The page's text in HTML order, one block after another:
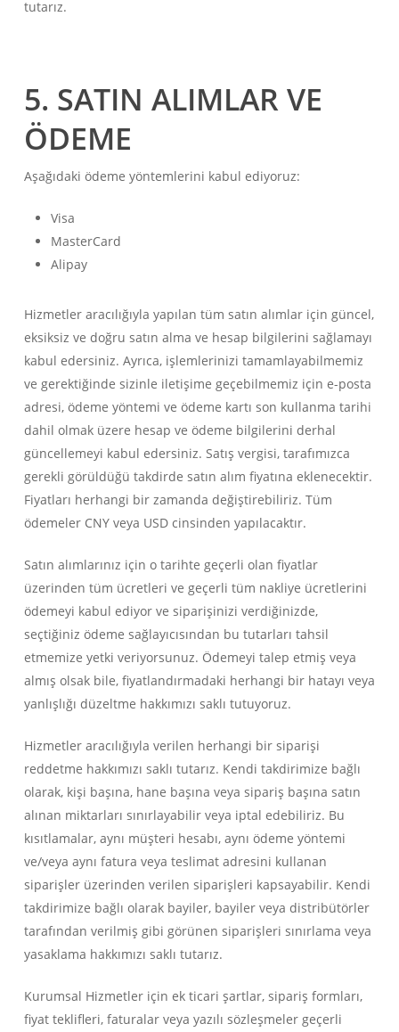
tutarız.
5. SATIN ALIMLAR VE
ÖDEME
Aşağıdaki ödeme yöntemlerini kabul ediyoruz:
Visa
MasterCard
Alipay
Hizmetler aracılığıyla yapılan tüm satın alımlar için güncel,
eksiksiz ve doğru satın alma ve hesap bilgilerini sağlamayı
kabul edersiniz. Ayrıca, işlemlerinizi tamamlayabilmemiz
ve gerektiğinde sizinle iletişime geçebilmemiz için e-posta
adresi, ödeme yöntemi ve ödeme kartı son kullanma tarihi
dahil olmak üzere hesap ve ödeme bilgilerini derhal
güncellemeyi kabul edersiniz. Satış vergisi, tarafımızca
gerekli görüldüğü takdirde satın alım fiyatına eklenecektir.
Fiyatları herhangi bir zamanda değiştirebiliriz. Tüm
ödemeler CNY veya USD cinsinden yapılacaktır.
Satın alımlarınız için o tarihte geçerli olan fiyatlar
üzerinden tüm ücretleri ve geçerli tüm nakliye ücretlerini
ödemeyi kabul ediyor ve siparişinizi verdiğinizde,
seçtiğiniz ödeme sağlayıcısından bu tutarları tahsil
etmemize yetki veriyorsunuz. Ödemeyi talep etmiş veya
almış olsak bile, fiyatlandırmadaki herhangi bir hatayı veya
yanlışlığı düzeltme hakkımızı saklı tutuyoruz.
Hizmetler aracılığıyla verilen herhangi bir siparişi
reddetme hakkımızı saklı tutarız. Kendi takdirimize bağlı
olarak, kişi başına, hane başına veya sipariş başına satın
alınan miktarları sınırlayabilir veya iptal edebiliriz. Bu
kısıtlamalar, aynı müşteri hesabı, aynı ödeme yöntemi
ve/veya aynı fatura veya teslimat adresini kullanan
siparişler üzerinden verilen siparişleri kapsayabilir. Kendi
takdirimize bağlı olarak bayiler, bayiler veya distribütörler
tarafından verilmiş gibi görünen siparişleri sınırlama veya
yasaklama hakkımızı saklı tutarız.
Kurumsal Hizmetler için ek ticari şartlar, sipariş formları,
fiyat teklifleri, faturalar veya yazılı sözleşmeler geçerli